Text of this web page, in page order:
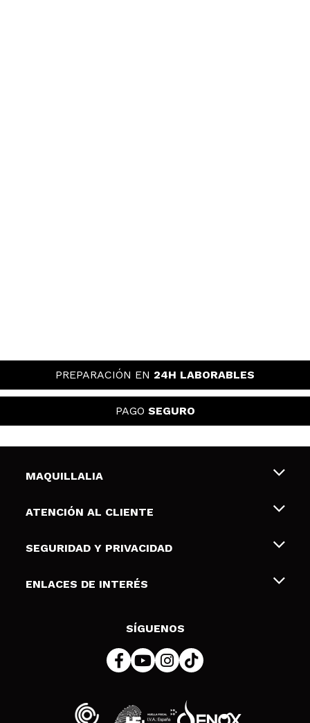
PREPARACIÓN EN 24H LABORABLES
PAGO SEGURO
MAQUILLALIA
Sobre nosotros
Tarjetas de Regalo
ATENCIÓN AL CLIENTE
Envíos y devoluciones
Formas de pago
SEGURIDAD Y PRIVACIDAD
Terminos y condiciones de uso
Política de cookies
ENLACES DE INTERÉS
SÍGUENOS